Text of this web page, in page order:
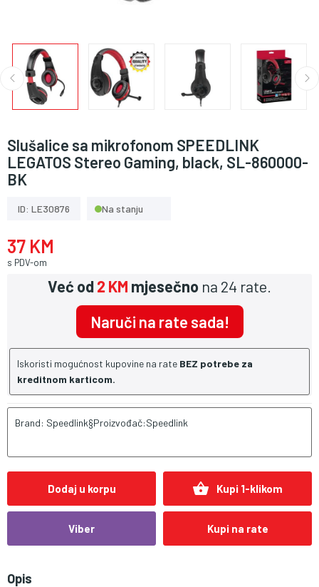
Slušalice sa mikrofonom SPEEDLINK
LEGATOS Stereo Gaming, black, SL-860000-
BK
ID: LE30876 Na stanju
37 KM
s PDV-om
Već od2 KM mjesečno na 24 rate.
Naruči na rate sada!
Iskoristi mogućnost kupovine na rate BEZ potrebe za
kreditnom karticom.
Brand: Speedlink§Proizvođač:Speedlink
Dodaj u korpu shopping_basket Kupi 1-klikom
Viber Kupi na rate
Opis